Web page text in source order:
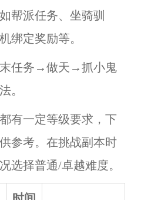
帮派任务、坐骑驯
绑定奖励等。
任务→做天→抓小鬼
。
一定等级要求，下
参考。在挑战副本时
选择普通/卓越难度。